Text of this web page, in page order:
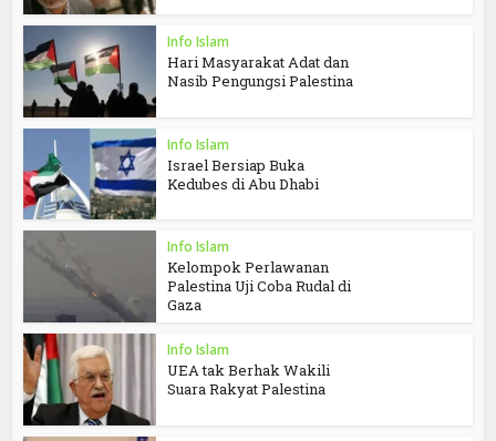
Info Islam
Hari Masyarakat Adat dan
Nasib Pengungsi Palestina
Info Islam
Israel Bersiap Buka
Kedubes di Abu Dhabi
Info Islam
Kelompok Perlawanan
Palestina Uji Coba Rudal di
Gaza
Info Islam
UEA tak Berhak Wakili
Suara Rakyat Palestina